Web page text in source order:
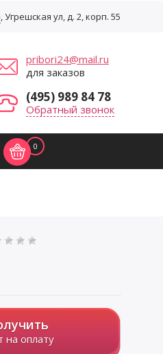
, Угрешская ул, д. 2, корп. 55
pribori24@mail.ru
для заказов
(495) 989 84 78
Обратный звонок
0
на оплату